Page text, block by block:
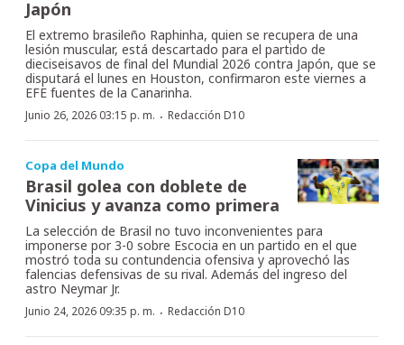
Japón
El extremo brasileño Raphinha, quien se recupera de una
lesión muscular, está descartado para el partido de
dieciseisavos de final del Mundial 2026 contra Japón, que se
disputará el lunes en Houston, confirmaron este viernes a
EFE fuentes de la Canarinha.
Junio 26, 2026 03:15 p. m. · Redacción D10
Copa del Mundo
Brasil golea con doblete de
Vinicius y avanza como primera
La selección de Brasil no tuvo inconvenientes para
imponerse por 3-0 sobre Escocia en un partido en el que
mostró toda su contundencia ofensiva y aprovechó las
falencias defensivas de su rival. Además del ingreso del
astro Neymar Jr.
Junio 24, 2026 09:35 p. m. · Redacción D10